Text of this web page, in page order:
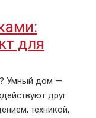
для
Умный дом —
друг
техникой,